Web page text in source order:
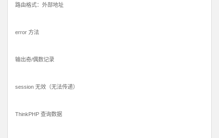
路由格式：外部地址
error 方法
输出奇/偶数记录
session 无效（无法传递）
ThinkPHP 查询数据